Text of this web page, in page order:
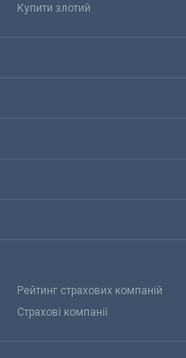
Купити злотий
Рейтинг страхових компаній
Страхові компанії